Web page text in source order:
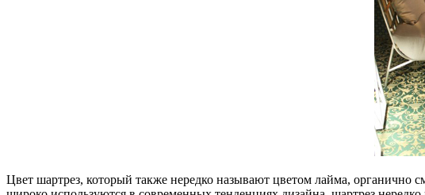
Цвет шартрез, который также нередко называют цветом лайма, органично